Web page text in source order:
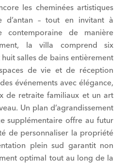
les cheminées artistiques
d’antan – tout en invitant à
contemporaine de manière
la villa comprend six
salles de bains entièrement
de vie et de réception
événements avec élégance,
de retraite familiaux et un art
Un plan d’agrandissement
supplémentaire offre au futur
de personnaliser la propriété
plein sud garantit non
optimal tout au long de la